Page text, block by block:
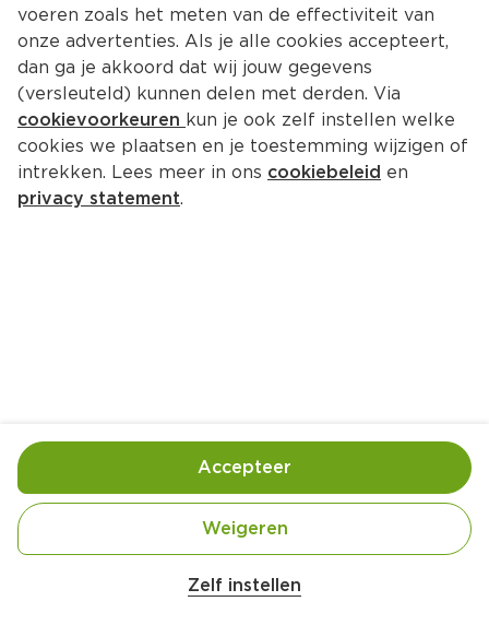
Ingrediënten Bereiding
voeren zoals het meten van de effectiviteit van
onze advertenties. Als je alle cookies accepteert,
dan ga je akkoord dat wij jouw gegevens
(versleuteld) kunnen delen met derden. Via
cookievoorkeuren kun je ook zelf instellen welke
cookies we plaatsen en je toestemming wijzigen of
intrekken. Lees meer in ons cookiebeleid en
privacy statement.
Zelf instellen
Weigeren
Accepteer